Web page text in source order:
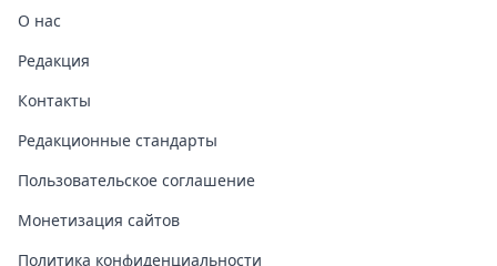
О нас
Редакция
Контакты
Редакционные стандарты
Пользовательское соглашение
Монетизация сайтов
Политика конфиденциальности